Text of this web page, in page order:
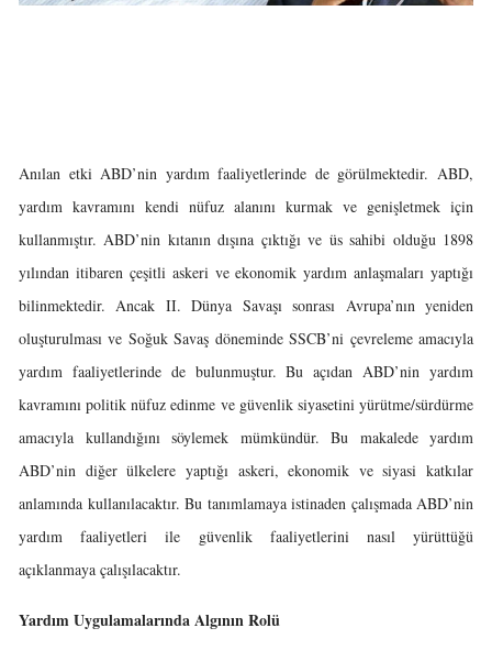
Anılan etki ABD’nin yardım faaliyetlerinde de görülmektedir. ABD,
yardım kavramını kendi nüfuz alanını kurmak ve genişletmek için
kullanmıştır. ABD’nin kıtanın dışına çıktığı ve üs sahibi olduğu 1898
yılından itibaren çeşitli askeri ve ekonomik yardım anlaşmaları yaptığı
bilinmektedir. Ancak II. Dünya Savaşı sonrası Avrupa’nın yeniden
oluşturulması ve Soğuk Savaş döneminde SSCB’ni çevreleme amacıyla
yardım faaliyetlerinde de bulunmuştur. Bu açıdan ABD’nin yardım
kavramını politik nüfuz edinme ve güvenlik siyasetini yürütme/sürdürme
amacıyla kullandığını söylemek mümkündür. Bu makalede yardım
ABD’nin diğer ülkelere yaptığı askeri, ekonomik ve siyasi katkılar
anlamında kullanılacaktır. Bu tanımlamaya istinaden çalışmada ABD’nin
yardım faaliyetleri ile güvenlik faaliyetlerini nasıl yürüttüğü
açıklanmaya çalışılacaktır.
Yardım Uygulamalarında Algının Rolü